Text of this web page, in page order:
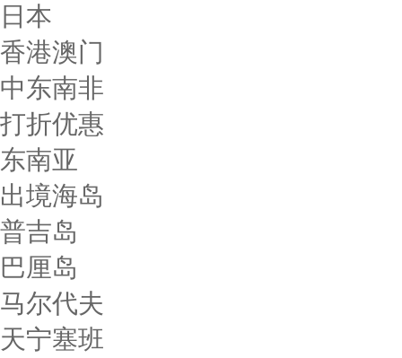
日本
香港澳门
中东南非
打折优惠
东南亚
出境海岛
普吉岛
巴厘岛
马尔代夫
天宁塞班